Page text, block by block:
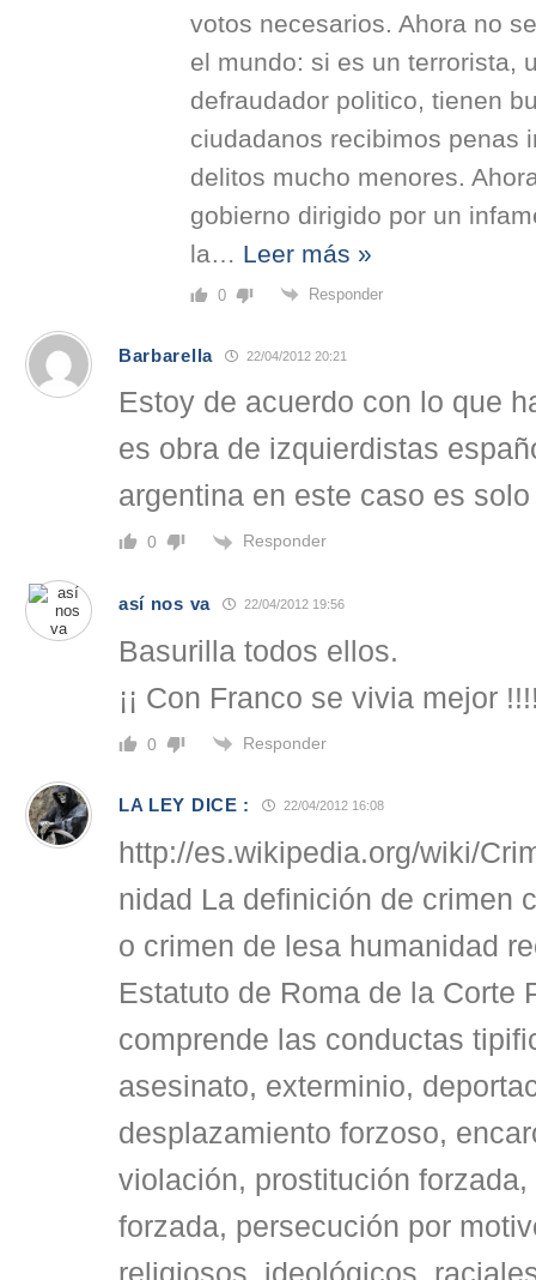
votos necesarios. Ahora no
el mundo: si es un terrorista,
defraudador politico, tienen
ciudadanos recibimos penas
delitos mucho menores.
gobierno dirigido por un
la… Leer más »
0 Responder
Barbarella 22/04/2012 20:21
Estoy de acuerdo con lo que
es obra de izquierdistas
argentina en este caso es
0 Responder
así nos va 22/04/2012 19:56
Basurilla todos ellos.
¡¡ Con Franco se vivia mejor
0 Responder
LA LEY DICE : 22/04/2012 16:08
http://es.wikipedia.org/wiki/
nidad La definición de crimen
o crimen de lesa humanidad
Estatuto de Roma de la Corte
comprende las conductas
asesinato, exterminio,
desplazamiento forzoso,
violación, prostitución
forzada, persecución por
religiosos, ideológicos,